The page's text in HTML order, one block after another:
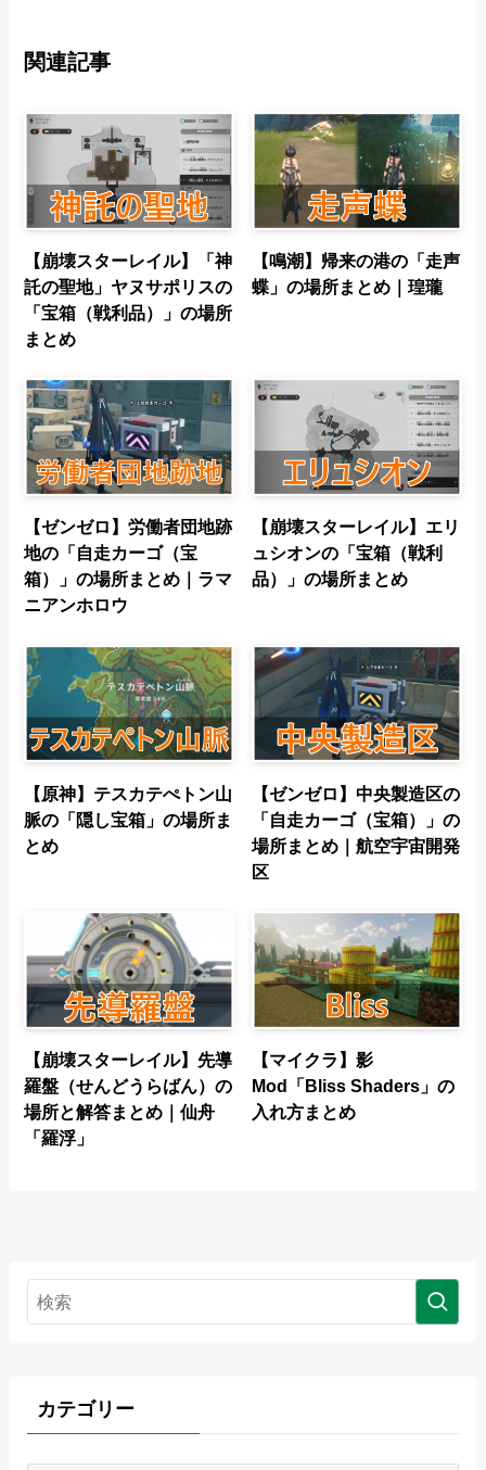
関連記事
【崩壊スターレイル】「神
託の聖地」ヤヌサポリスの
「宝箱（戦利品）」の場所
まとめ
【鳴潮】帰来の港の「走声
蝶」の場所まとめ｜瑝瓏
【ゼンゼロ】労働者団地跡
地の「自走カーゴ（宝
箱）」の場所まとめ｜ラマ
ニアンホロウ
【崩壊スターレイル】エリ
ュシオンの「宝箱（戦利
品）」の場所まとめ
【原神】テスカテぺトン山
脈の「隠し宝箱」の場所ま
とめ
【ゼンゼロ】中央製造区の
「自走カーゴ（宝箱）」の
場所まとめ｜航空宇宙開発
区
【崩壊スターレイル】先導
羅盤（せんどうらばん）の
場所と解答まとめ｜仙舟
「羅浮」
【マイクラ】影
Mod「Bliss Shaders」の
入れ方まとめ
カテゴリー